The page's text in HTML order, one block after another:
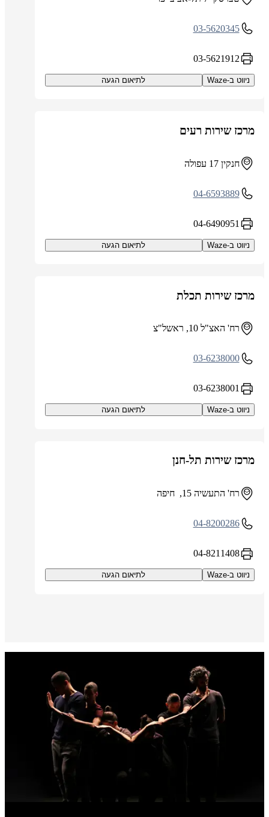
03-5620345
03-5621912
ניווט ב-Waze לתיאום הגעה
מרכז שירות רעים
חנקין 17 עפולה
04-6593889
04-6490951
ניווט ב-Waze לתיאום הגעה
מרכז שירות תכלת
רח' האצ"ל 10, ראשל"צ
03-6238000
03-6238001
ניווט ב-Waze לתיאום הגעה
מרכז שירות תל-חנן
רח' התעשיה 15, חיפה
04-8200286
04-8211408
ניווט ב-Waze לתיאום הגעה